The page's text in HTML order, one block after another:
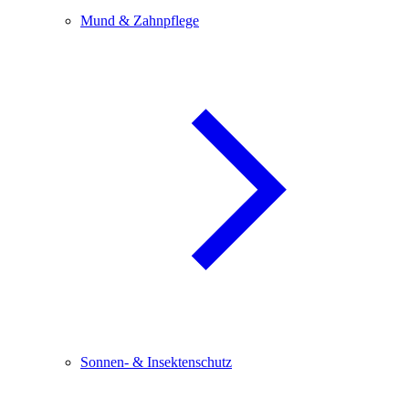
Mund & Zahnpflege
Sonnen- & Insektenschutz